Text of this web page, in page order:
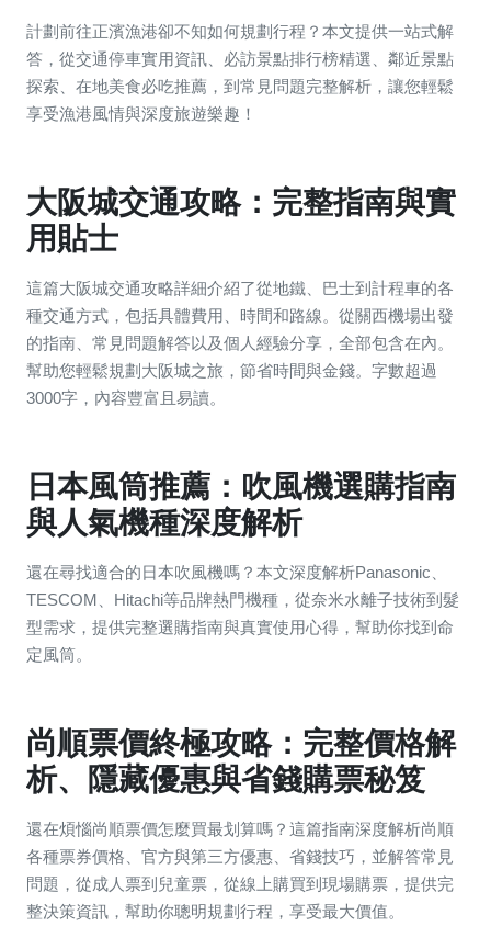
計劃前往正濱漁港卻不知如何規劃行程？本文提供一站式解
答，從交通停車實用資訊、必訪景點排行榜精選、鄰近景點
探索、在地美食必吃推薦，到常見問題完整解析，讓您輕鬆
享受漁港風情與深度旅遊樂趣！
大阪城交通攻略：完整指南與實
用貼士
這篇大阪城交通攻略詳細介紹了從地鐵、巴士到計程車的各
種交通方式，包括具體費用、時間和路線。從關西機場出發
的指南、常見問題解答以及個人經驗分享，全部包含在內。
幫助您輕鬆規劃大阪城之旅，節省時間與金錢。字數超過
3000字，內容豐富且易讀。
日本風筒推薦：吹風機選購指南
與人氣機種深度解析
還在尋找適合的日本吹風機嗎？本文深度解析Panasonic、
TESCOM、Hitachi等品牌熱門機種，從奈米水離子技術到髮
型需求，提供完整選購指南與真實使用心得，幫助你找到命
定風筒。
尚順票價終極攻略：完整價格解
析、隱藏優惠與省錢購票秘笈
還在煩惱尚順票價怎麼買最划算嗎？這篇指南深度解析尚順
各種票券價格、官方與第三方優惠、省錢技巧，並解答常見
問題，從成人票到兒童票，從線上購買到現場購票，提供完
整決策資訊，幫助你聰明規劃行程，享受最大價值。